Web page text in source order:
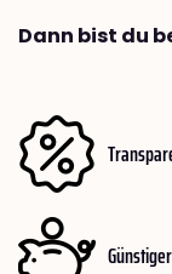
Dann bist du